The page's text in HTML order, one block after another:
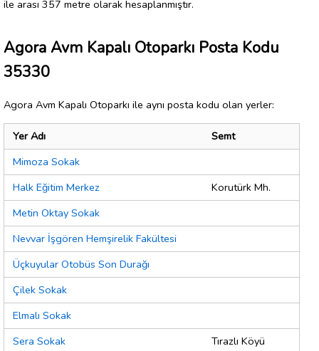
ile arası 357 metre olarak hesaplanmıştır.
Agora Avm Kapalı Otoparkı Posta Kodu
35330
Agora Avm Kapalı Otoparkı ile aynı posta kodu olan yerler:
Yer Adı
Semt
Mimoza Sokak
Halk Eğitim Merkez
Korutürk Mh.
Metin Oktay Sokak
Nevvar İşgören Hemşirelik Fakültesi
Üçkuyular Otobüs Son Durağı
Çilek Sokak
Elmalı Sokak
Sera Sokak
Tırazlı Köyü